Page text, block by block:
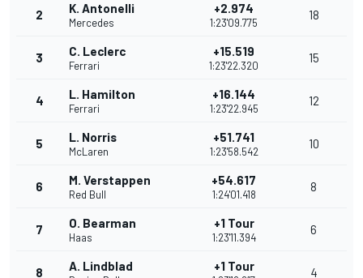
2 K. Antonelli
Mercedes
+2.974
1:23'09.775
18
3 C. Leclerc
Ferrari
+15.519
1:23'22.320
15
4 L. Hamilton
Ferrari
+16.144
1:23'22.945
12
5 L. Norris
McLaren
+51.741
1:23'58.542
10
6 M. Verstappen
Red Bull
+54.617
1:24'01.418
8
7 O. Bearman
Haas
+1 Tour
1:23'11.394
6
8 A. Lindblad +1 Tour 4